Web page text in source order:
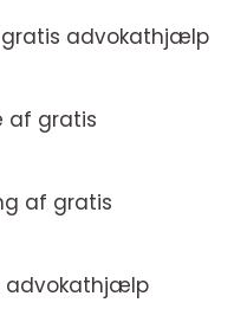
advokathjælp
af gratis
af gratis
advokathjælp